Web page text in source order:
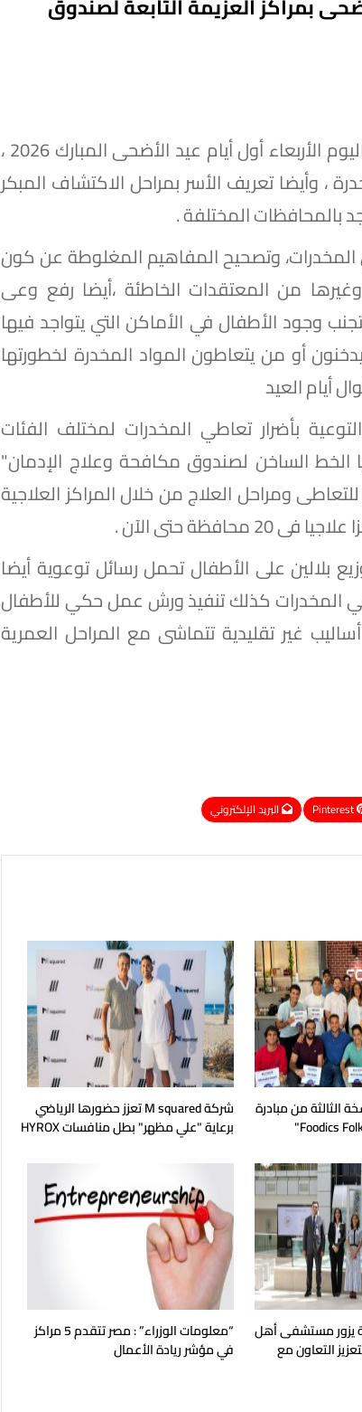
نفذ صندوق مكافحة وعلاج الإدمان والتعاطي اليوم الأربعاء أول أيام عيد الأضحى المبارك 2026 ،
، وأيضا تعريف الأسر بمراحل الاكتشاف المبكر
بالمحافظات المختلفة .
المخدرات، وتصحيح المفاهيم المغلوطة عن كون
من المعتقدات الخاطئة ،أيضا رفع وعى
وجود الأطفال في الأماكن التي يتواجد فيها
أو من يتعاطون المواد المخدرة لخطورتها
أيام العيد
بأضرار تعاطي المخدرات لمختلف الفئات
الساخن لصندوق مكافحة وعلاج الإدمان"
للتعاطى ومراحل العلاج من خلال المراكز العلاجية
بلالين على الأطفال تحمل رسائل توعوية أيضا
المخدرات كذلك تنفيذ ورش عمل حكي للأطفال
غير تقليدية تتماشى مع المراحل العمرية
Pinterest البريد الإلكتروني
الثالثة من مبادرة
شركة M squared تعزز حضورها الرياضي
برعاية "علي مظهر" بطل منافسات HYROX
يزور مستشفى أهل
التعاون مع
“معلومات الوزراء” : مصر تتقدم 5 مراكز
في مؤشر ريادة الأعمال